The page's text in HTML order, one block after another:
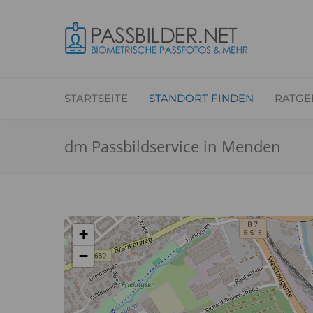
STARTSEITE STANDORT FINDEN
dm Passbildservice in Menden
+
−